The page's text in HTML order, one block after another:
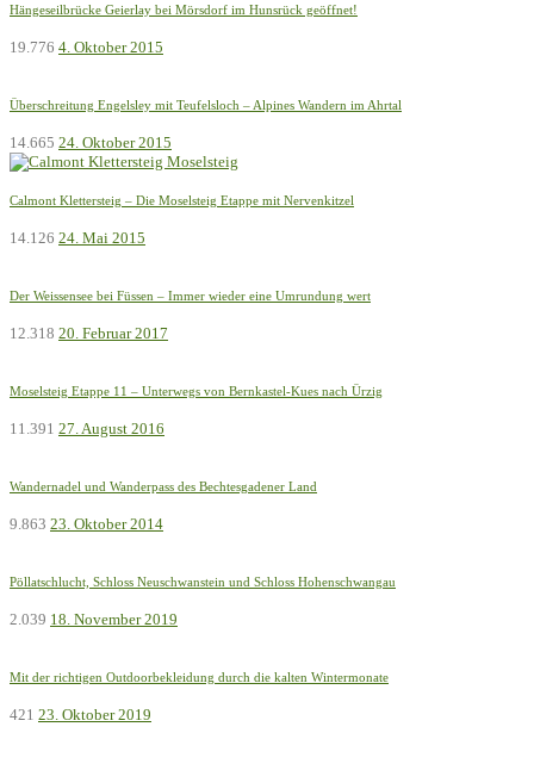
Hängeseilbrücke Geierlay bei Mörsdorf im Hunsrück geöffnet!
19.776 4. Oktober 2015
Überschreitung Engelsley mit Teufelsloch – Alpines Wandern im Ahrtal
14.665 24. Oktober 2015
Calmont Klettersteig – Die Moselsteig Etappe mit Nervenkitzel
14.126 24. Mai 2015
Der Weissensee bei Füssen – Immer wieder eine Umrundung wert
12.318 20. Februar 2017
Moselsteig Etappe 11 – Unterwegs von Bernkastel-Kues nach Ürzig
11.391 27. August 2016
Wandernadel und Wanderpass des Bechtesgadener Land
9.863 23. Oktober 2014
Pöllatschlucht, Schloss Neuschwanstein und Schloss Hohenschwangau
2.039 18. November 2019
Mit der richtigen Outdoorbekleidung durch die kalten Wintermonate
421 23. Oktober 2019